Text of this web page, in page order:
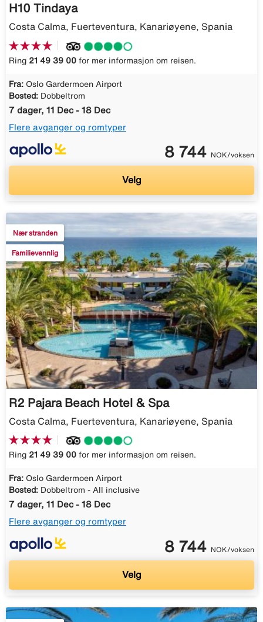
H10 Tindaya
Costa Calma, Fuerteventura, Kanariøyene, Spania
Ring 21 49 39 00 for mer informasjon om reisen.
Fra: Oslo Gardermoen Airport
Bosted: Dobbeltrom
7 dager, 11 Dec - 18 Dec
Flere avganger og romtyper
8 744 NOK/voksen
Velg
Nær stranden
Familievennlig
R2 Pajara Beach Hotel & Spa
Costa Calma, Fuerteventura, Kanariøyene, Spania
Ring 21 49 39 00 for mer informasjon om reisen.
Fra: Oslo Gardermoen Airport
Bosted: Dobbeltrom - All inclusive
7 dager, 11 Dec - 18 Dec
Flere avganger og romtyper
8 744 NOK/voksen
Velg